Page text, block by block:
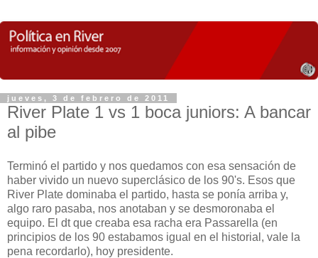
jueves, 3 de febrero de 2011
River Plate 1 vs 1 boca juniors: A bancar
al pibe
Terminó el partido y nos quedamos con esa sensación de
haber vivido un nuevo superclásico de los 90's. Esos que
River Plate dominaba el partido, hasta se ponía arriba y,
algo raro pasaba, nos anotaban y se desmoronaba el
equipo. El dt que creaba esa racha era Passarella (en
principios de los 90 estabamos igual en el historial, vale la
pena recordarlo), hoy presidente.